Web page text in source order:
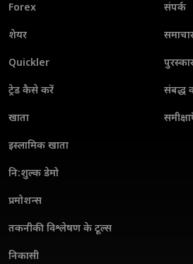
Forex
शेयर
Quickler
ट्रेड कैसे करें
खाता
इस्लामिक खाता
नि:शुल्क डेमो
प्रमोशन्स
तकनीकी विश्लेषण के टूल्स
निकासी
संपर्क
संबद्ध